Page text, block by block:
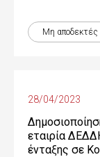
Μη αποδεκτές
28/04/2023
εταιρία
ένταξης σε